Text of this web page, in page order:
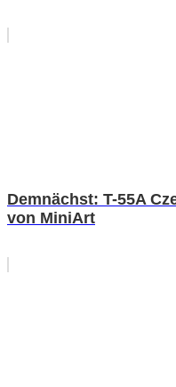
Demnächst: T-55A
von MiniArt